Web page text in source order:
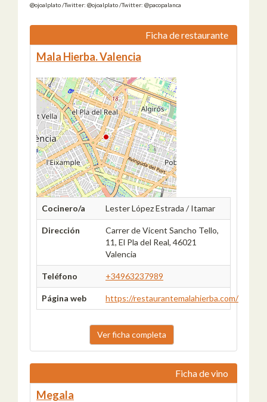
@ojoalplato /Twitter: @ojoalplato /Twitter: @pacopalanca
Ficha de restaurante
Mala Hierba. Valencia
Cocinero/a Lester López Estrada / Itamar
Dirección
Carrer de Vicent Sancho Tello,
11, El Pla del Real, 46021
Valencia
Teléfono +34963237989
Página web https://restaurantemalahierba.com/
Ver ficha completa
Ficha de vino
Megala